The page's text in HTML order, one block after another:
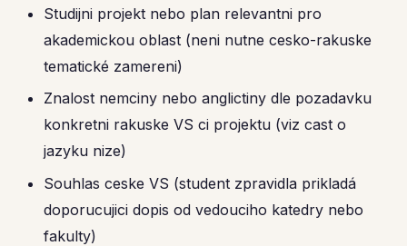
Studijni projekt nebo plan relevantni pro
akademickou oblast (neni nutne cesko-rakuske
tematické zamereni)
Znalost nemciny nebo anglictiny dle pozadavku
konkretni rakuske VS ci projektu (viz cast o
jazyku nize)
Souhlas ceske VS (student zpravidla prikladá
doporucujici dopis od vedouciho katedry nebo
fakulty)